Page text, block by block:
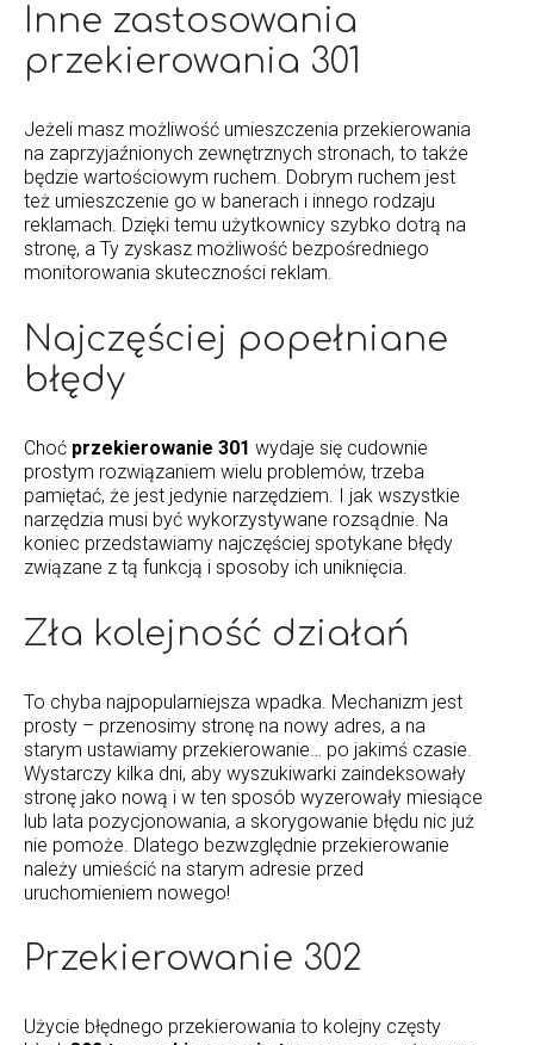
Inne zastosowania
przekierowania 301
Jeżeli masz możliwość umieszczenia przekierowania
na zaprzyjaźnionych zewnętrznych stronach, to także
będzie wartościowym ruchem. Dobrym ruchem jest
też umieszczenie go w banerach i innego rodzaju
reklamach. Dzięki temu użytkownicy szybko dotrą na
stronę, a Ty zyskasz możliwość bezpośredniego
monitorowania skuteczności reklam.
Najczęściej popełniane
błędy
Choć przekierowanie 301 wydaje się cudownie
prostym rozwiązaniem wielu problemów, trzeba
pamiętać, że jest jedynie narzędziem. I jak wszystkie
narzędzia musi być wykorzystywane rozsądnie. Na
koniec przedstawiamy najczęściej spotykane błędy
związane z tą funkcją i sposoby ich uniknięcia.
Zła kolejność działań
To chyba najpopularniejsza wpadka. Mechanizm jest
prosty – przenosimy stronę na nowy adres, a na
starym ustawiamy przekierowanie… po jakimś czasie.
Wystarczy kilka dni, aby wyszukiwarki zaindeksowały
stronę jako nową i w ten sposób wyzerowały miesiące
lub lata pozycjonowania, a skorygowanie błędu nic już
nie pomoże. Dlatego bezwzględnie przekierowanie
należy umieścić na starym adresie przed
uruchomieniem nowego!
Przekierowanie 302
Użycie błędnego przekierowania to kolejny częsty